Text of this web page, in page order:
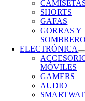
SHORTS
GAFAS
GORRAS Y
ELECTRÓNICA
MÓVILES
GAMERS
AUDIO